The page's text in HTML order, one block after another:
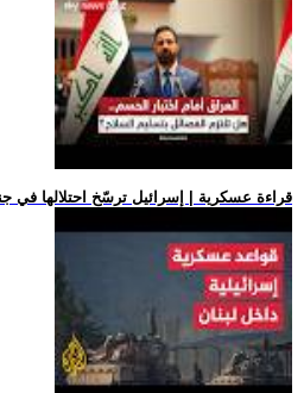
.. قراءة عسكرية | إسرائيل ترسّخ احتلالها في